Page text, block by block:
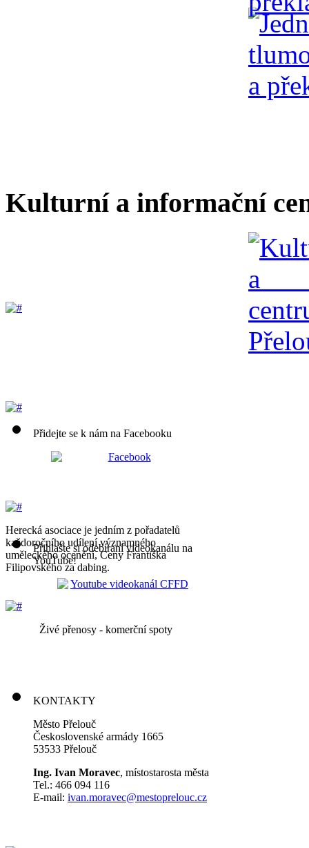
Kulturní a informační
Herecká asociace je jedním z pořadatelů
každoročního udílení významného
uměleckého ocenění, Ceny Františka
Filipovského za dabing.
Živé přenosy - komerční spoty
Přidejte se k nám na Facebooku
Přihlašte si odebíraní videokanálu na
YouTube!
KONTAKTY
Město Přelouč
Československé armády 1665
53533 Přelouč
Ing. Ivan Moravec, místostarosta města
Tel.: 466 094 116
E-mail: ivan.moravec@mestoprelouc.cz